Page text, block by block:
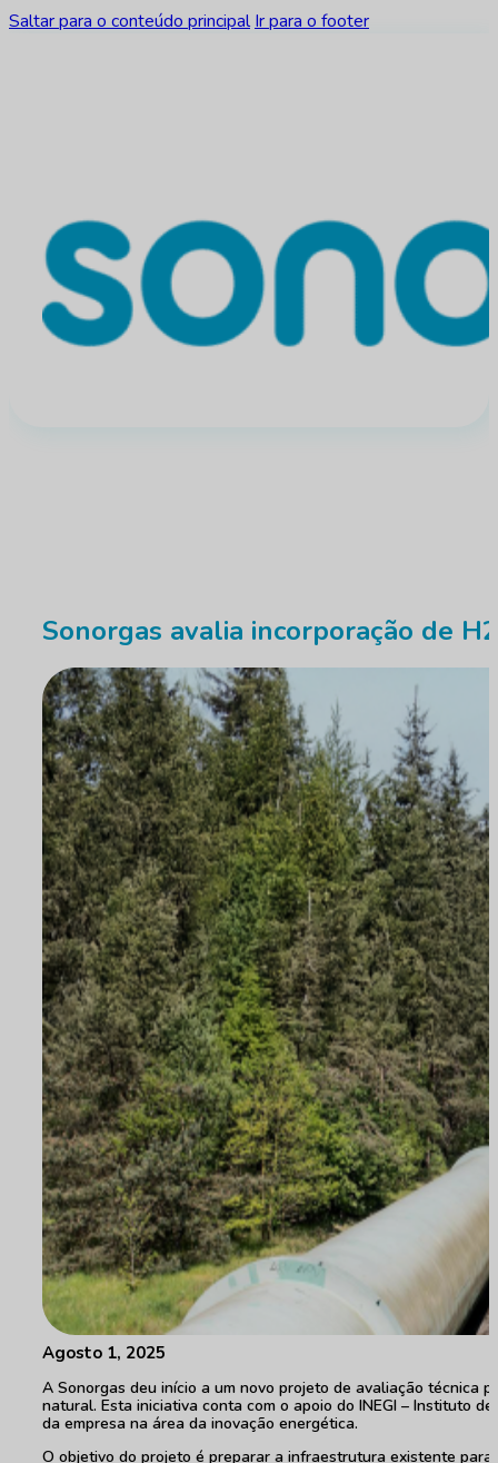
Saltar para o conteúdo principal Ir para o footer
Sonorgas avalia incorporação de
Agosto 1, 2025
A Sonorgas deu início a um novo projeto de avaliação técnica
natural. Esta iniciativa conta com o apoio do INEGI – Instituto
da empresa na área da inovação energética.
O objetivo do projeto é preparar a infraestrutura existente